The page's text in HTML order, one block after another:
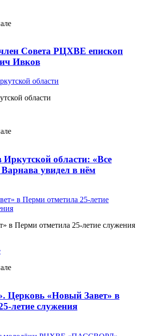
Совета РЦХВЕ епископ
Ивков
области
Иркутской области: «Все
увидел в нём
в Перми отметила 25-летие служения
Церковь «Новый Завет» в
летие служения